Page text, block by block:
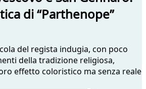
di “Parthenope”
del regista indugia, con poco
della tradizione religiosa,
effetto coloristico ma senza reale